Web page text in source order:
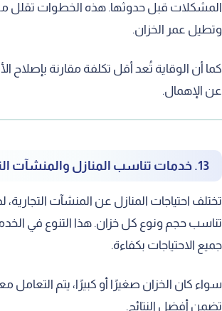
المشكلات قبل حدوثها. هذه الخطوات تقلل
وتطيل عمر الخزان.
كما أن الوقاية تُعد أقل تكلفة مقارنة بإصلاح
عن الإهمال.
13. خدمات تناسب المنازل والمنشآت التجارية
تختلف احتياجات المنازل عن المنشآت
تناسب حجم ونوع كل خزان. هذا التنوع في
جميع الاحتياجات بكفاءة.
سواء كان الخزان صغيرًا أو كبيرًا، يتم
تضمن أفضل النتائج.